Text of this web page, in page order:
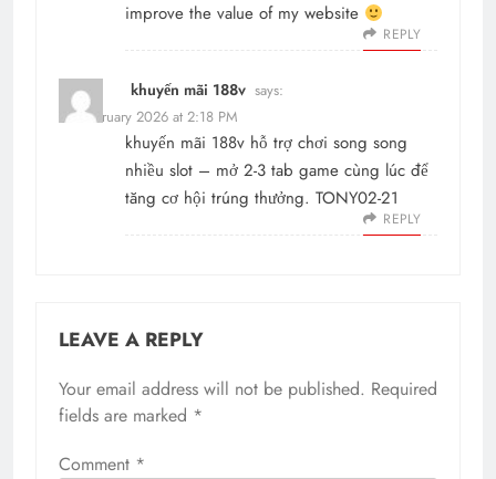
improve the value of my website
REPLY
khuyến mãi 188v says:
23 February 2026 at 2:18 PM
khuyến mãi 188v hỗ trợ chơi song song
nhiều slot – mở 2-3 tab game cùng lúc để
tăng cơ hội trúng thưởng. TONY02-21
REPLY
LEAVE A REPLY
Your email address will not be published. Required
fields are marked *
Comment *